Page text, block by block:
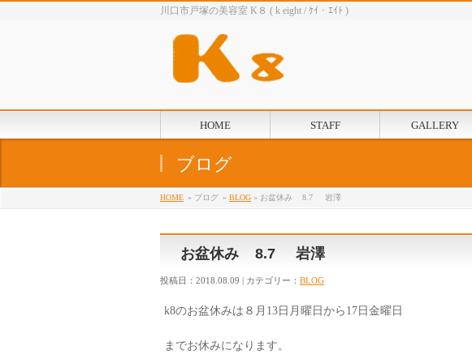
川口市戸塚の美容室 K８ ( k eight / ｹｲ・ｴｲﾄ )
HOME STAFF GALLERY
ブログ
HOME » ブログ » BLOG » お盆休み 8.7 岩澤
お盆休み 8.7 岩澤
投稿日：2018.08.09 | カテゴリー： BLOG
k8のお盆休みは８月13日月曜日から17日金曜日
までお休みになります。